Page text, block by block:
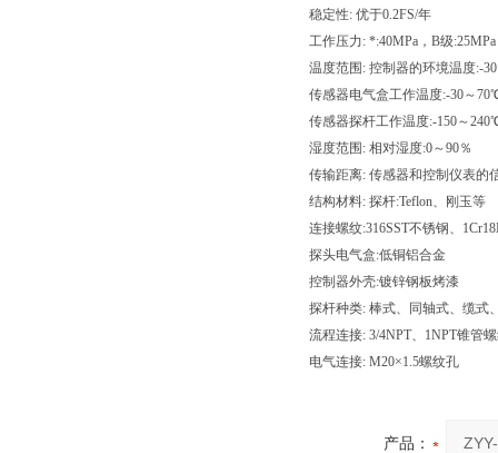
稳定性: 优于0.2FS/年
工作压力: *:40MPa，B级
温度范围: 控制器的环境温度:-
传感器电气盒工作温度:-30～
传感器探杆工作温度:-150～
湿度范围: 相对湿度:0～90％
传输距离: 传感器和控制仪表的
结构材料: 探杆:Teflon、刚玉等
连接螺纹:316SST不锈钢、
探头电气盒:低铜铝合金
控制器外壳:镀锌钢板烤漆
探杆种类: 棒式、同轴式、缆式
流程连接: 3/4NPT、1NPT锥管
电气连接: M20×1.5螺纹孔
产品：